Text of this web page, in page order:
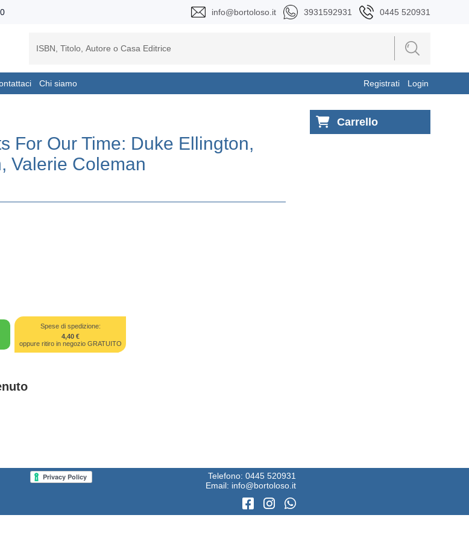
info@bortoloso.it 3931592931 0445 520931
Chi siamo Registrati Login
For Our Time: Duke Ellington,
Valerie Coleman
Spese di spedizione:
4,40 €
oppure ritiro in negozio GRATUITO
Carrello
Telefono: 0445 520931
Email: info@bortoloso.it